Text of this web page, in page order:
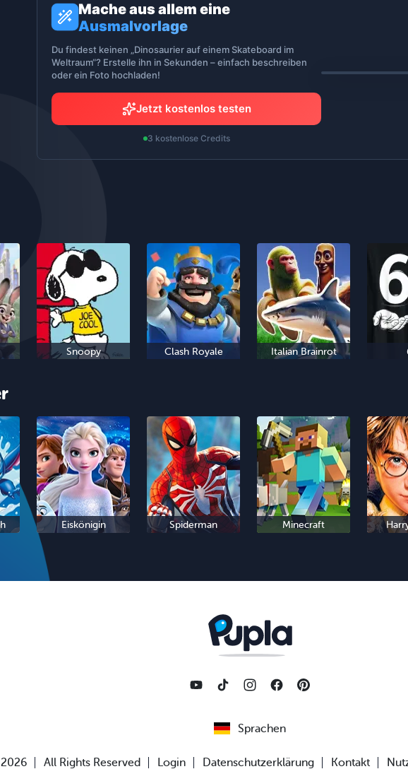
Mache aus allem eine
Ausmalvorlage
Du findest keinen „Dinosaurier auf einem Skateboard im
Weltraum“? Erstelle ihn in Sekunden – einfach beschreiben
oder ein Foto hochladen!
Jetzt kostenlos testen
3 kostenlose Credits
Snoopy Clash Royale Italian Brainrot
Eiskönigin Spiderman Minecraft
Sprachen
All Rights Reserved Login Datenschutzerklärung Kontakt